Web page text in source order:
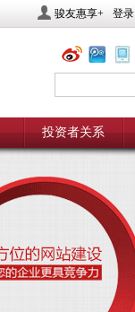
骏友惠享+ 登录
投资者关系